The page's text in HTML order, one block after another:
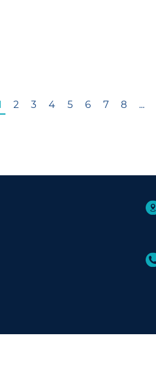
2 3 4 5 6 7 8 ...